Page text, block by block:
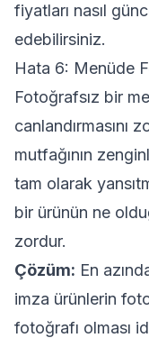
fiyatları nasıl
edebilirsiniz.
Hata 6: Menüde
Fotoğrafsız bir
canlandırmasını
mutfağının
tam olarak
bir ürünün ne
zordur.
Çözüm: En
imza ürünlerin
fotoğrafı olması